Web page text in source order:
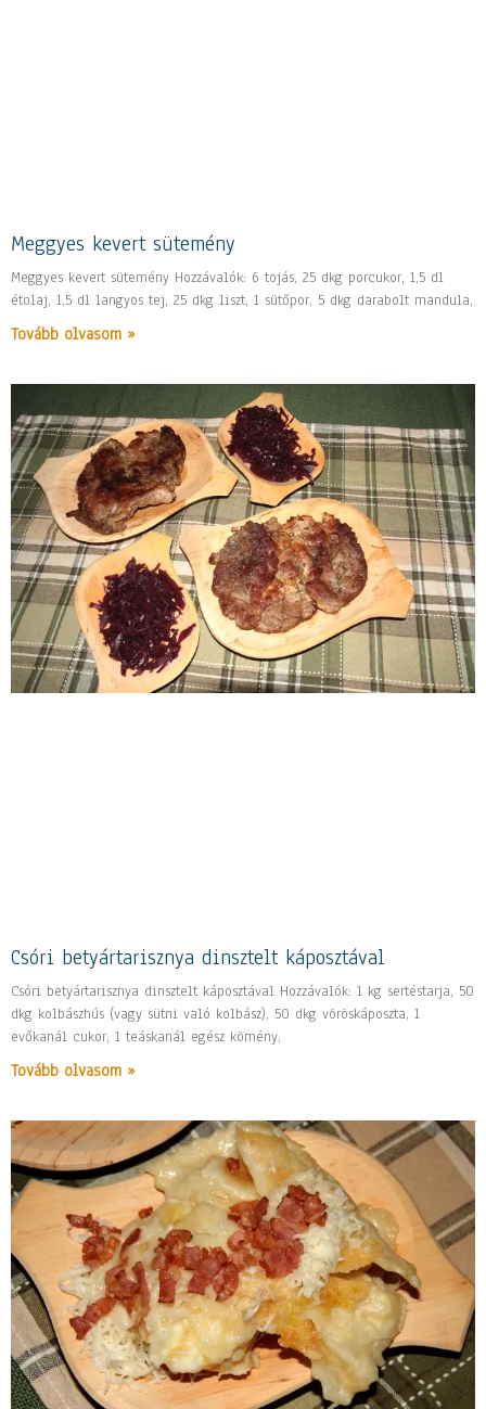
Meggyes kevert sütemény
Meggyes kevert sütemény Hozzávalók: 6 tojás, 25 dkg porcukor, 1,5 dl
étolaj, 1,5 dl langyos tej, 25 dkg liszt, 1 sütőpor, 5 dkg darabolt mandula,
Tovább olvasom »
Csóri betyártarisznya dinsztelt káposztával
Csóri betyártarisznya dinsztelt káposztával Hozzávalók: 1 kg sertéstarja, 50
dkg kolbászhús (vagy sütni való kolbász), 50 dkg vöröskáposzta, 1
evőkanál cukor, 1 teáskanál egész kömény,
Tovább olvasom »